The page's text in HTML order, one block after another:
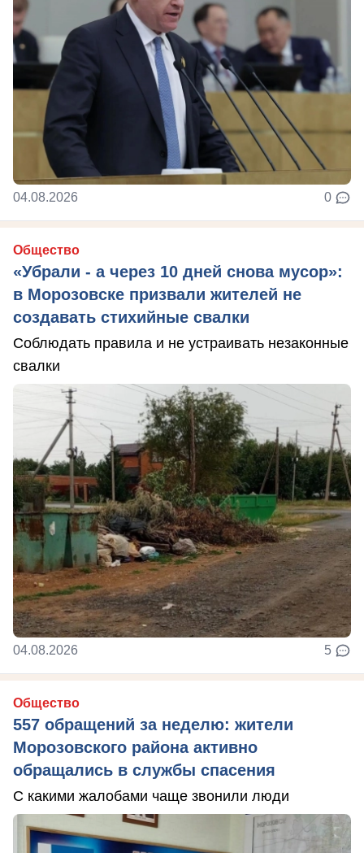
04.08.2026 0
Общество
«Убрали - а через 10 дней снова мусор»:
в Морозовске призвали жителей не
создавать стихийные свалки
Соблюдать правила и не устраивать незаконные
свалки
04.08.2026 5
Общество
557 обращений за неделю: жители
Морозовского района активно
обращались в службы спасения
С какими жалобами чаще звонили люди